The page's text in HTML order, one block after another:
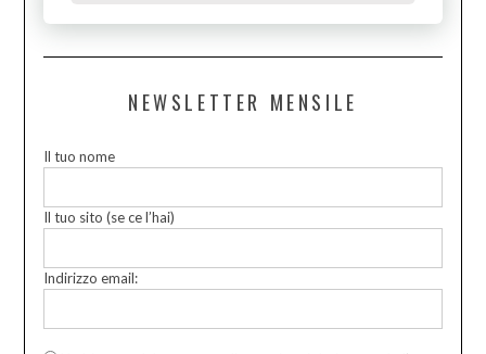
NEWSLETTER MENSILE
Il tuo nome
Il tuo sito (se ce l’hai)
Indirizzo email: